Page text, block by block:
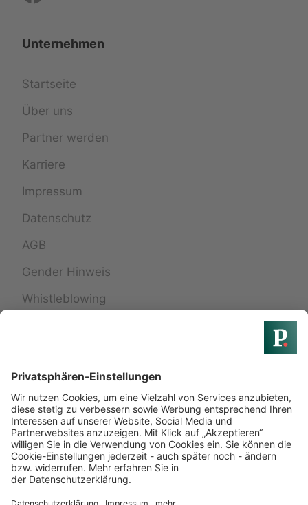
Unternehmen
Startseite
Über uns
Partner werden
Karriere
Impressum
Datenschutz
AGB
Gender Hinweis
Whistleblowing
Services
24h Pflege
Treppenlift